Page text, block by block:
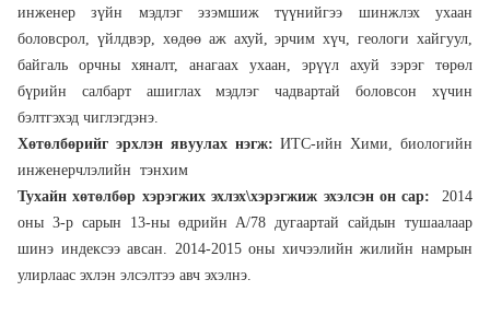
инженер зүйн мэдлэг эзэмшиж түүнийгээ шинжлэх ухаан
боловсрол, үйлдвэр, хөдөө аж ахуй, эрчим хүч, геологи хайгуул,
байгаль орчны хяналт, анагаах ухаан, эрүүл ахуй зэрэг төрөл
бүрийн салбарт ашиглах мэдлэг чадвартай боловсон хүчин
бэлтгэхэд чиглэгдэнэ.
Хөтөлбөрийг эрхлэн явуулах нэгж: ИТС-ийн Хими, биологийн
инженерчлэлийн тэнхим
Тухайн хөтөлбөр хэрэгжих эхлэх\хэрэгжиж эхэлсэн он сар: 2014
оны 3-р сарын 13-ны өдрийн А/78 дугаартай сайдын тушаалаар
шинэ индексээ авсан. 2014-2015 оны хичээлийн жилийн намрын
улирлаас эхлэн элсэлтээ авч эхэлнэ.